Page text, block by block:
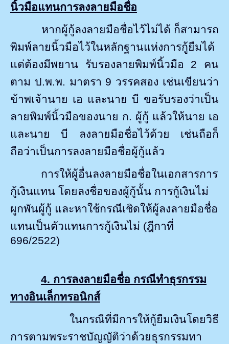
นิ้วมือแทนการลงลายมือชื่อ
หากผู้กู้ลงลายมือชื่อไว้ไม่ได้ ก็สามารถ
พิมพ์ลายนิ้วมือไว้ในหลักฐานแห่งการกู้ยืมได้
แต่ต้องมีพยาน
รับรองลายพิมพ์นิ้วมือ 2 คน
ตาม ป.พ.พ. มาตรา 9 วรรคสอง เช่นเขียนว่า
ข้าพเจ้านาย เอ และนาย บี ขอรับรองว่าเป็น
ลายพิมพ์นิ้วมือของนาย ก. ผู้กู้ แล้วให้นาย เอ
และนาย บี ลงลายมือชื่อไว้ด้วย เช่นถือก็
ถือว่าเป็นการลงลายมือชื่อผู้กู้แล้ว
การให้ผู้อื่นลงลายมือชื่อในเอกสารการ
กู้เงินแทน โดยลงชื่อของผู้กู้นั้น การกู้เงินไม่
ผูกพันผู้กู้ และหาใช้กรณีเชิดให้ผู้ลงลายมือชื่อ
แทนเป็นตัวแทนการกู้เงินไม่ (ฎีกาที่
696/2522)
4. การลงลายมือชื่อ กรณีทำธุรกรรม
ทางอินเล็กทรอนิกส์
ในกรณีที่มีการให้กู้ยืมเงินโดยวิธี
การตามพระราชบัญญัติว่าด้วยธุรกรรมทา